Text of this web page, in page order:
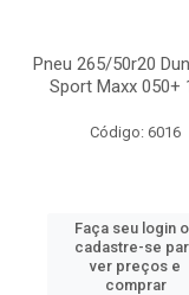
Pneu 265/50r20
Sport Maxx 050+
Código: 6016
Faça seu login
cadastre-se
ver preços e
comprar